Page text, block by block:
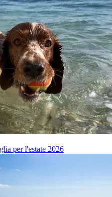
per l'estate 2026